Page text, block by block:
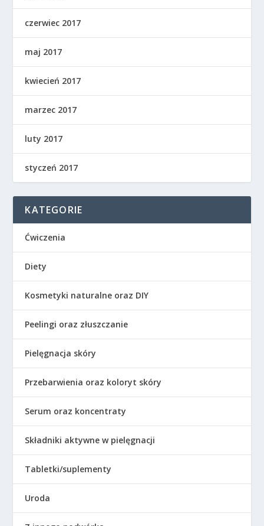
czerwiec 2017
maj 2017
kwiecień 2017
marzec 2017
luty 2017
styczeń 2017
KATEGORIE
Ćwiczenia
Diety
Kosmetyki naturalne oraz DIY
Peelingi oraz złuszczanie
Pielęgnacja skóry
Przebarwienia oraz koloryt skóry
Serum oraz koncentraty
Składniki aktywne w pielęgnacji
Tabletki/suplementy
Uroda